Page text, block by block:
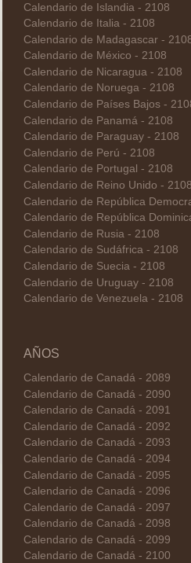
Calendario de Islandia - 2108
Calendario de Italia - 2108
Calendario de Madagascar -
Calendario de México - 2108
Calendario de Nicaragua - 2108
Calendario de Noruega - 2108
Calendario de Países Bajos -
Calendario de Panamá - 2108
Calendario de Paraguay - 2108
Calendario de Perú - 2108
Calendario de Portugal - 2108
Calendario de Reino Unido - 2108
Calendario de República
Calendario de República
Calendario de Rusia - 2108
Calendario de Sudáfrica - 2108
Calendario de Suecia - 2108
Calendario de Uruguay - 2108
Calendario de Venezuela - 2108
AÑOS
Calendario de Canadá - 2089
Calendario de Canadá - 2090
Calendario de Canadá - 2091
Calendario de Canadá - 2092
Calendario de Canadá - 2093
Calendario de Canadá - 2094
Calendario de Canadá - 2095
Calendario de Canadá - 2096
Calendario de Canadá - 2097
Calendario de Canadá - 2098
Calendario de Canadá - 2099
Calendario de Canadá - 2100